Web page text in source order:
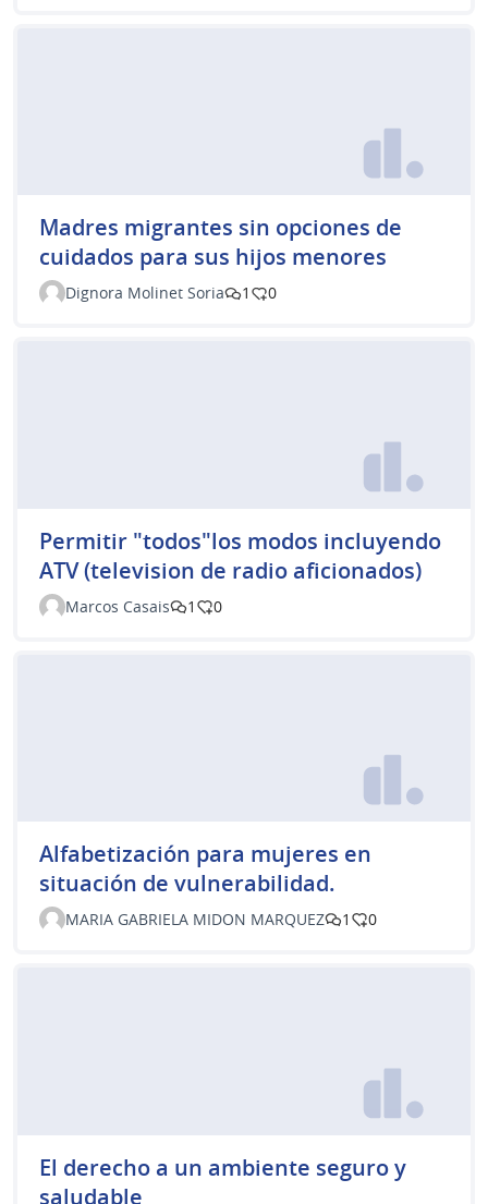
Madres migrantes sin opciones de
cuidados para sus hijos menores
Dignora Molinet Soria 1 0
Permitir "todos"los modos incluyendo
ATV (television de radio aficionados)
Marcos Casais 1 0
Alfabetización para mujeres en
situación de vulnerabilidad.
MARIA GABRIELA MIDON MARQUEZ 1 0
El derecho a un ambiente seguro y
saludable